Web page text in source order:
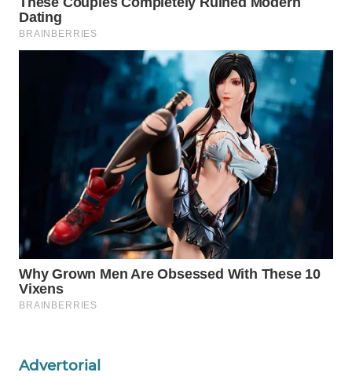
Advertorial
WAHANA
TANI
WAHANA
INFRASTRUKTUR
WAHANA
KONSUMEN
WAHANA
LISTRIK